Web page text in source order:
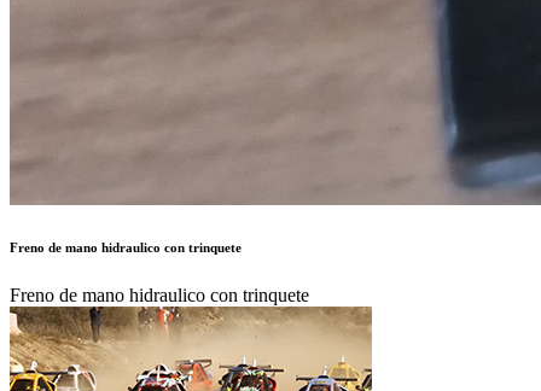
140 €
Autor:
SEAT1430